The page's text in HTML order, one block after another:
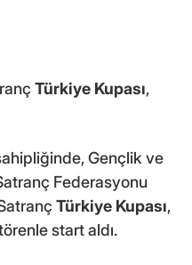
Türkiye Kupası,
Gençlik ve
Federasyonu
Türkiye Kupası,
start aldı.